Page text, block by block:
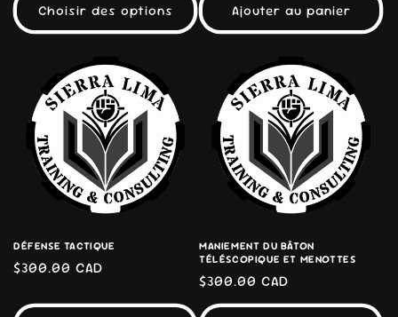
Choisir des options Ajouter au panier
DÉFENSE TACTIQUE
Prix
$300.00 CAD
MANIEMENT DU BÂTON
TÉLÉSCOPIQUE ET MENOTTES
Prix
habituel
$300.00 CAD